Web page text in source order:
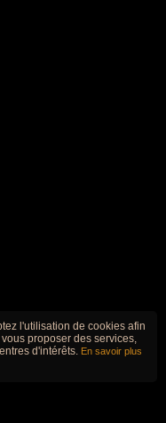
l'utilisation de cookies afin
proposer des services,
d'intérêts. En savoir plus